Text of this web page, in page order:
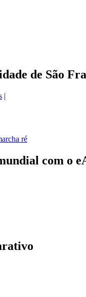
de São
|
com o